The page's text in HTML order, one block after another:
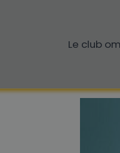
Le club